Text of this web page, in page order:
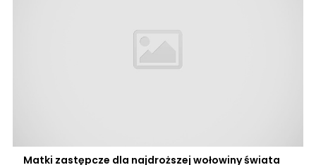
Matki zastępcze dla najdroższej wołowiny świata